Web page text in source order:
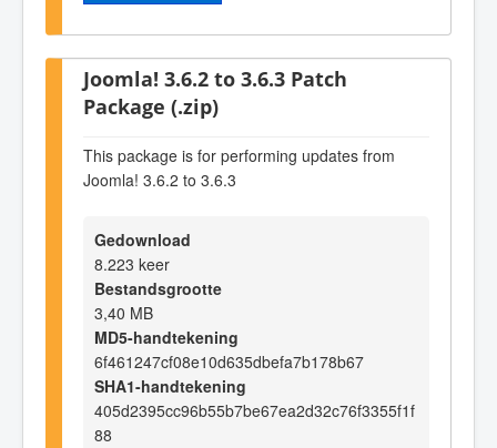
Joomla! 3.6.2 to 3.6.3 Patch
Package (.zip)
This package is for performing updates from
Joomla! 3.6.2 to 3.6.3
Gedownload
8.223 keer
Bestandsgrootte
3,40 MB
MD5-handtekening
6f461247cf08e10d635dbefa7b178b67
SHA1-handtekening
405d2395cc96b55b7be67ea2d32c76f3355f1f
88